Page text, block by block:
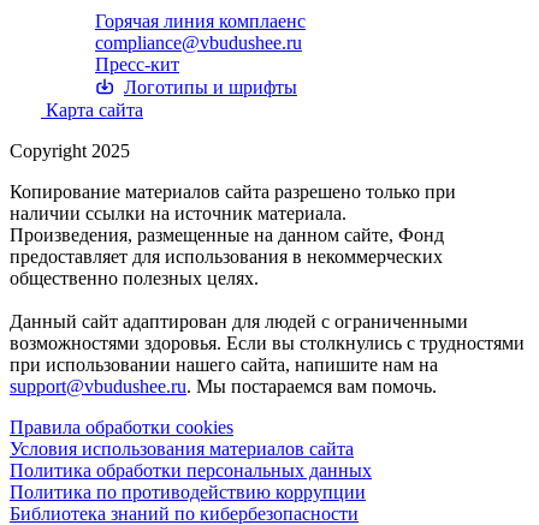
Горячая линия комплаенс
compliance@vbudushee.ru
Пресс-кит
Логотипы и шрифты
Карта сайта
Copyright 2025
Копирование материалов сайта разрешено только при
наличии ссылки на источник материала.
Произведения, размещенные на данном сайте, Фонд
предоставляет для использования в некоммерческих
общественно полезных целях.
Данный сайт адаптирован для людей с ограниченными
возможностями здоровья. Если вы столкнулись с трудностями
при использовании нашего сайта, напишите нам на
support@vbudushee.ru. Мы постараемся вам помочь.
Правила обработки cookies
Условия использования материалов сайта
Политика обработки персональных данных
Политика по противодействию коррупции
Библиотека знаний по кибербезопасности